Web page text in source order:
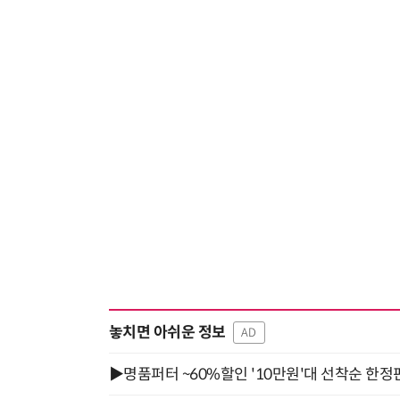
놓치면 아쉬운 정보 AD
▶명품퍼터 ~60%할인 '10만원'대 선착순 한정